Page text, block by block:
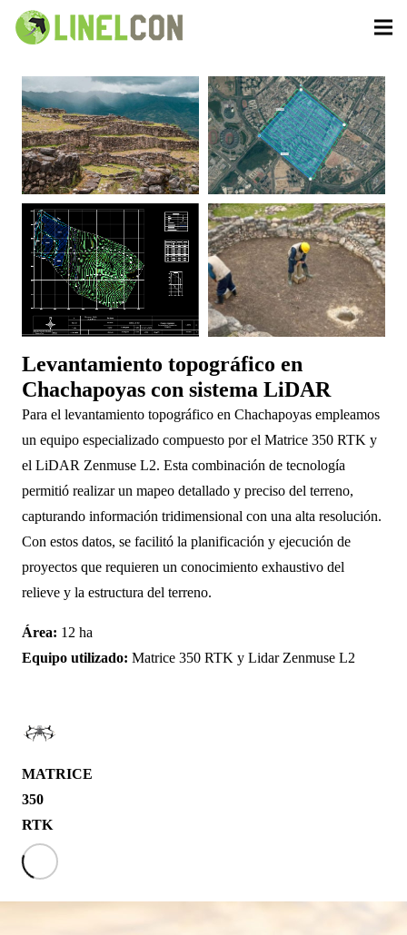
Levantamiento topográfico en
Chachapoyas con sistema LiDAR
Para el levantamiento topográfico en Chachapoyas empleamos
un equipo especializado compuesto por el Matrice 350 RTK y
el LiDAR Zenmuse L2. Esta combinación de tecnología
permitió realizar un mapeo detallado y preciso del terreno,
capturando información tridimensional con una alta resolución.
Con estos datos, se facilitó la planificación y ejecución de
proyectos que requieren un conocimiento exhaustivo del
relieve y la estructura del terreno.
Área: 12 ha
Equipo utilizado: Matrice 350 RTK y Lidar Zenmuse L2
MATRICE
350
RTK